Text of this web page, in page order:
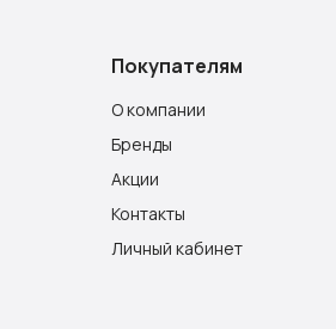
Покупателям
О компании
Бренды
Акции
Контакты
Личный кабинет